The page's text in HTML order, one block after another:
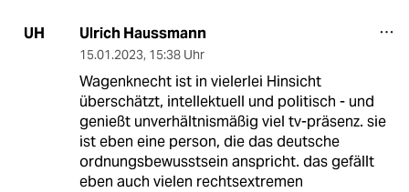
UH Ulrich Haussmann
15.01.2023, 15:38 Uhr
Wagenknecht ist in vielerlei Hinsicht
überschätzt, intellektuell und politisch - und
genießt unverhältnismäßig viel tv-präsenz. sie
ist eben eine person, die das deutsche
ordnungsbewusstsein anspricht. das gefällt
eben auch vielen rechtsextremen